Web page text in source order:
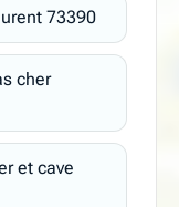
73390
cher
et cave